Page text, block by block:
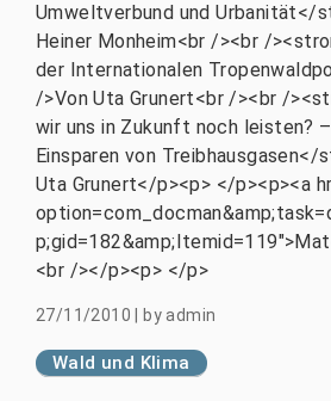
Umweltverbund und Urbanität</
Heiner Monheim<br /><br /
der Internationalen
/>Von Uta Grunert<br /><br /
wir uns in Zukunft noch leisten?
Einsparen von Treibhausgasen</
Uta Grunert</p><p> </p><p><a
<br /></p><p> </p>
27/11/2010 byadmin
Wald und Klima